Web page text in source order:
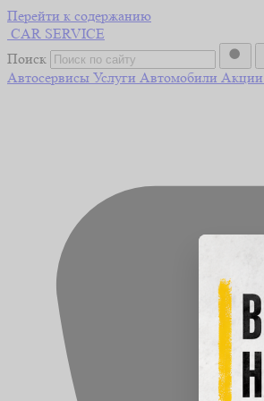
Перейти к содержанию
CAR SERVICE
Поиск
Автосервисы Услуги Автомобили Акции